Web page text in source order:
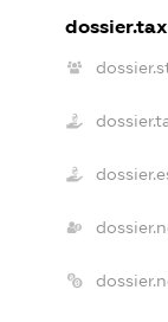
dossier.tax